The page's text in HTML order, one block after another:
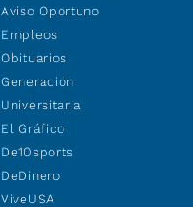
Aviso Oportuno
Empleos
Obituarios
Generación
Universitaria
El Gráfico
De10sports
DeDinero
ViveUSA